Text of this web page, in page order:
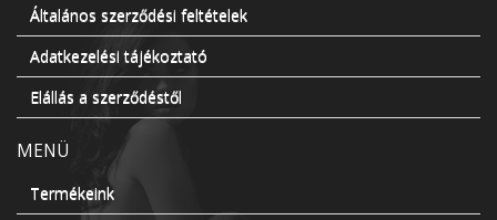
Általános szerződési feltételek
Adatkezelési tájékoztató
Elállás a szerződéstől
MENÜ
Termékeink